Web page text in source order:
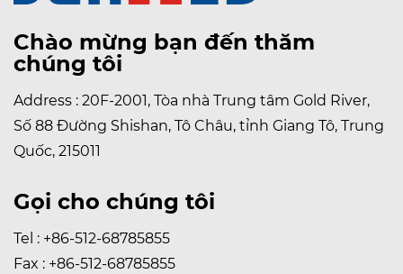
Chào mừng bạn đến thăm
chúng tôi
Address : 20F-2001, Tòa nhà Trung tâm Gold River,
Số 88 Đường Shishan, Tô Châu, tỉnh Giang Tô, Trung
Quốc, 215011
Gọi cho chúng tôi
Tel : +86-512-68785855
Fax : +86-512-68785855